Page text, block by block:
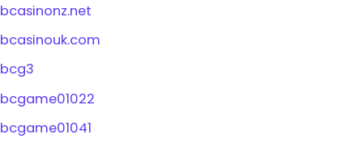
bcasinonz.net
bcasinouk.com
bcg3
bcgame01022
bcgame01041